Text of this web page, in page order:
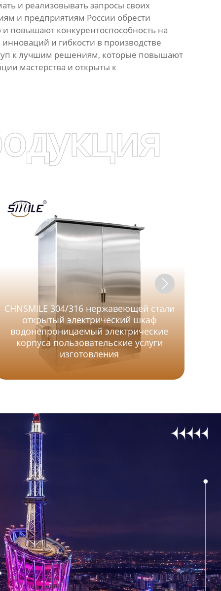
и реализовывать запросы своих
и предприятиям России обрести
повышают конкурентоспособность на
и гибкости в производстве
к лучшим решениям, которые повышают
мастерства и открыты к
CHNSMILE 304/316 нержавеющей стали
открытый электрический шкаф
водонепроницаемый электрические
корпуса пользовательские услуги
изготовления